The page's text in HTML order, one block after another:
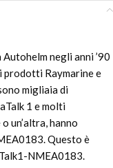
negli anni ’90
prodotti Raymarine e
migliaia di
1 e molti
un’altra, hanno
Questo è
NMEA0183.